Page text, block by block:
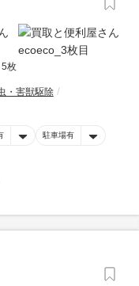
5枚
・害獣駆除
駐車場有